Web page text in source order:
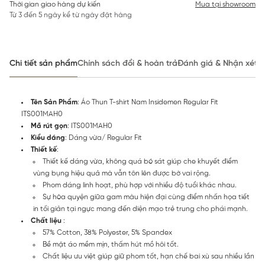
Thời gian giao hàng dự kiến
Từ 3 đến 5 ngày kể từ ngày đặt hàng
Mua tại showroom
Chi tiết sản phẩmChính sách đổi & hoàn trảĐánh giá & Nhận xét
Tên Sản Phẩm: Áo Thun T-shirt Nam Insidemen Regular Fit
ITS001MAH0
Mã rút gọn: ITS001MAH0
Kiểu dáng: Dáng vừa/ Regular Fit
Thiết kế:
Thiết kế dáng vừa, không quá bó sát giúp che khuyết điểm
vùng bụng hiệu quả mà vẫn tôn lên được bờ vai rộng.
Phom dáng linh hoạt, phù hợp với nhiều độ tuổi khác nhau.
Sự hòa quyện giữa gam màu hiện đại cùng điểm nhấn họa tiết
in tối giản tại ngực mang đến diện mạo trẻ trung cho phái mạnh.
Chất liệu :
57% Cotton, 38% Polyester, 5% Spandex
Bề mặt áo mềm mịn, thấm hút mồ hôi tốt.
Chất liệu ưu việt giúp giữ phom tốt, hạn chế bai xù sau nhiều lần